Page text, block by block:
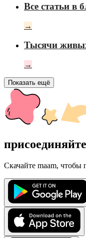
Все статьи в
→
Тысячи
→
Показать ещё
Скачайте maam, чтобы